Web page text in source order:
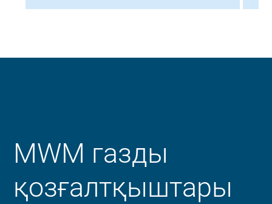
MWM газды
қозғалтқыштары